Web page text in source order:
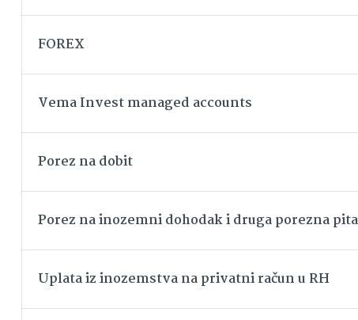
FOREX
Vema Invest managed accounts
Porez na dobit
Porez na inozemni dohodak i druga porezna
Uplata iz inozemstva na privatni račun u RH